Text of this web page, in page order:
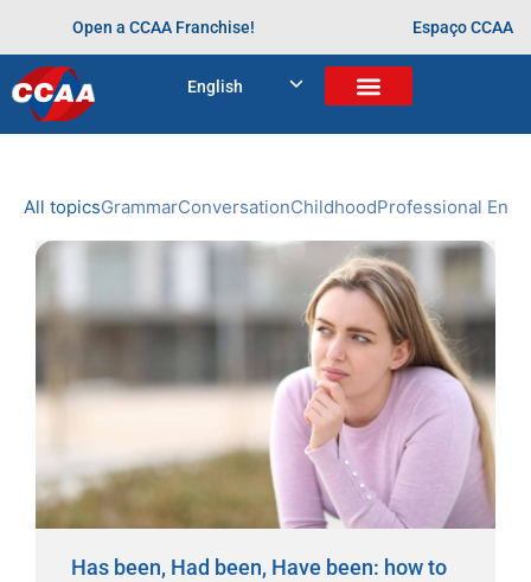
Open a CCAA Franchise! Espaço CCAA
English
Home
All topicsGrammarConversationChildhoodProfessional
Has been, Had been, Have been: how to